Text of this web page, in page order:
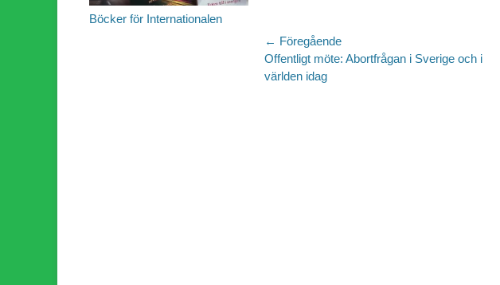
Inläggsnavigering
← Föregående
Föregående
inlägg:
Offentligt möte: Abortfrågan i Sverige och i
världen idag
Böcker för Internationalen